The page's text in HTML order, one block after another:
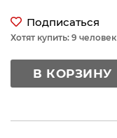
Подписаться
Хотят купить: 9 человек
В КОРЗИНУ